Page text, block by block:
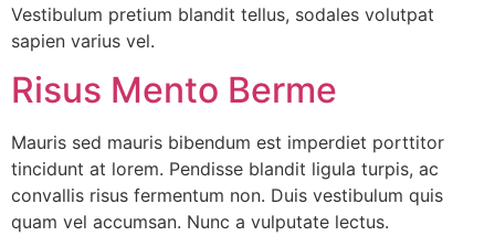
Vestibulum pretium blandit tellus, sodales volutpat
sapien varius vel.
Risus Mento Berme
Mauris sed mauris bibendum est imperdiet porttitor
tincidunt at lorem. Pendisse blandit ligula turpis, ac
convallis risus fermentum non. Duis vestibulum quis
quam vel accumsan. Nunc a vulputate lectus.